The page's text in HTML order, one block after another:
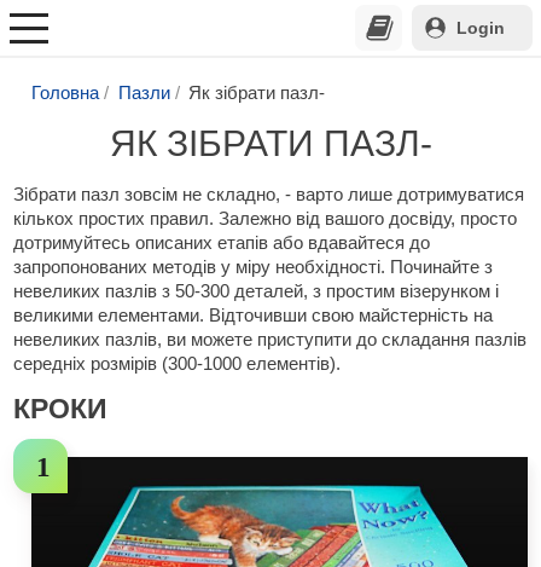
Login
Головна Пазли Як зібрати пазл-
ЯК ЗІБРАТИ ПАЗЛ-
Зібрати пазл зовсім не складно, - варто лише дотримуватися
кількох простих правил. Залежно від вашого досвіду, просто
дотримуйтесь описаних етапів або вдавайтеся до
запропонованих методів у міру необхідності. Починайте з
невеликих пазлів з 50-300 деталей, з простим візерунком і
великими елементами. Відточивши свою майстерність на
невеликих пазлів, ви можете приступити до складання пазлів
середніх розмірів (300-1000 елементів).
КРОКИ